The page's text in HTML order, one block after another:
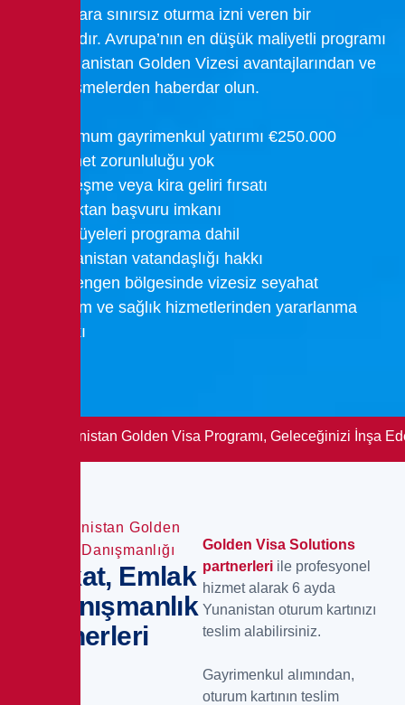
yabancılara sınırsız oturma izni veren bir
programdır. Avrupa’nın en düşük maliyetli programı
olan Yunanistan Golden Vizesi avantajlarından ve
son gelişmelerden haberdar olun.
Minimum gayrimenkul yatırımı €250.000
İkamet zorunluluğu yok
Yerleşme veya kira geliri fırsatı
Uzaktan başvuru imkanı
Aile üyeleri programa dahil
Yunanistan vatandaşlığı hakkı
Schengen bölgesinde vizesiz seyahat
Eğitim ve sağlık hizmetlerinden yararlanma
hakkı
Yunanistan Golden Visa Programı, Geleceğinizi İnşa
Yunanistan Golden
Visa Danışmanlığı
Avukat, Emlak
& Danışmanlık
Partnerleri
Golden Visa Solutions
partnerleri ile profesyonel
hizmet alarak 6 ayda
Yunanistan oturum kartınızı
teslim alabilirsiniz.
Gayrimenkul alımından,
oturum kartının teslim